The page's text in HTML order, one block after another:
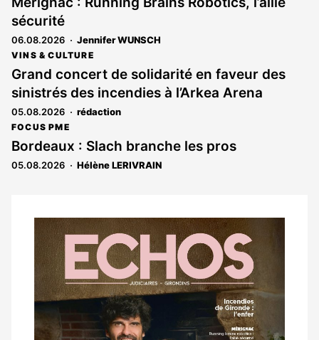
sécurité
06.08.2026 Jennifer WUNSCH
VINS & CULTURE
Grand concert de solidarité en faveur des
sinistrés des incendies à l’Arkea Arena
05.08.2026 rédaction
FOCUS PME
Bordeaux : Slach branche les pros
05.08.2026 Hélène LERIVRAIN
Notre
dernier
magazine